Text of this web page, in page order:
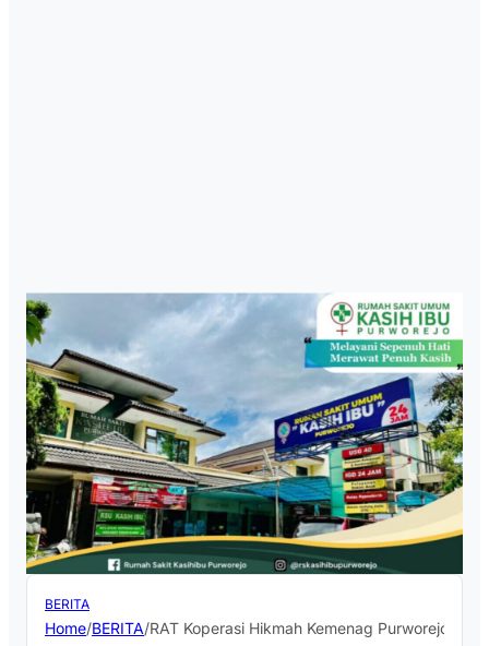
BERITA
Home/BERITA/RAT Koperasi Hikmah Kemenag Purworejo